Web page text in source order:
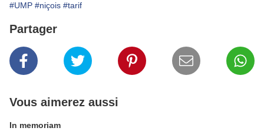
#UMP #niçois #tarif
Partager
Vous aimerez aussi
In memoriam